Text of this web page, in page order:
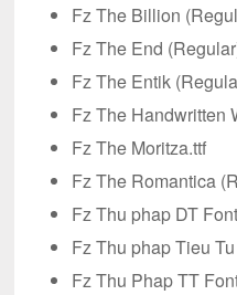
Fz The Billion
Fz The End
Fz The Entik
Fz The Handwritten
Fz The Moritza.ttf
Fz The Romantica
Fz Thu phap DT
Fz Thu phap Tieu
Fz Thu Phap TT